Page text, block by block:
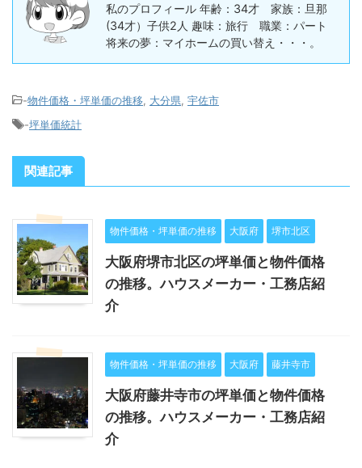
私のプロフィール 年齢：34才 家族：旦那
(34才）子供2人 趣味：旅行 職業：パート
将来の夢：マイホームの買い替え・・・。
-物件価格・坪単価の推移 大分県 宇佐市
-坪単価統計
関連記事
物件価格・坪単価の推移 大阪府 堺市北区
大阪府堺市北区の坪単価と物件価格
の推移。ハウスメーカー・工務店紹
介
物件価格・坪単価の推移 大阪府 藤井寺市
大阪府藤井寺市の坪単価と物件価格
の推移。ハウスメーカー・工務店紹
介